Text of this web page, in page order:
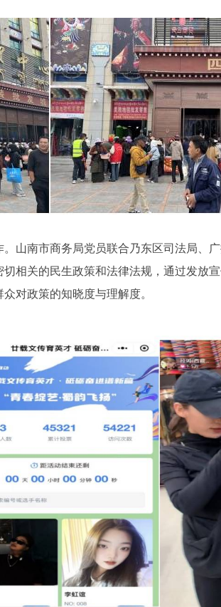
山南市商务局党员联合乃东区司法局、
相关的民生政策和法律法规，通过发放
对政策的知晓度与理解度。